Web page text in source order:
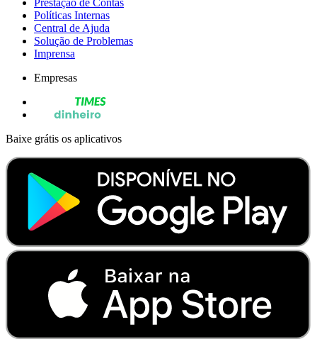
Prestação de Contas
Políticas Internas
Central de Ajuda
Solução de Problemas
Imprensa
Empresas
Baixe grátis os aplicativos